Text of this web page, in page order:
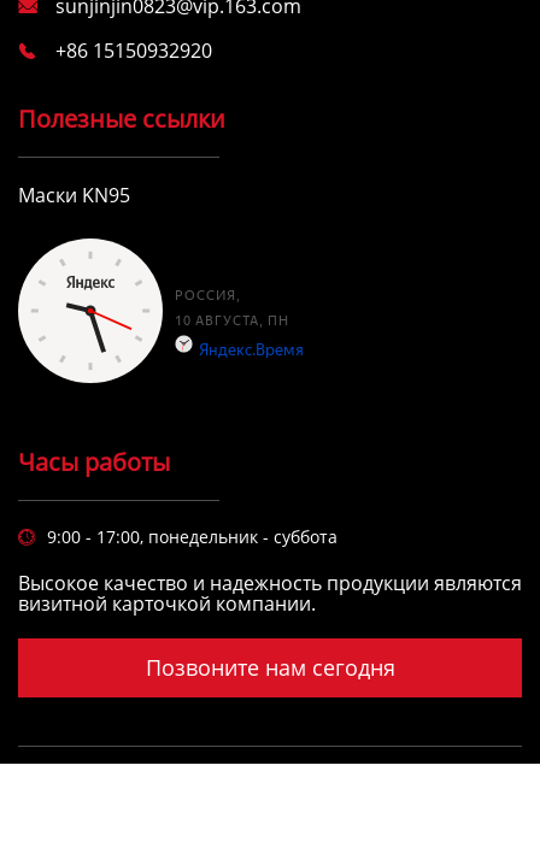
 sunjinjin0823@vip.163.com
 +86 15150932920
Полезные ссылки
Маски KN95
Часы работы
 9:00 - 17:00, понедельник - суббота
Высокое качество и надежность продукции являются
визитной карточкой компании.
Позвоните нам сегодня